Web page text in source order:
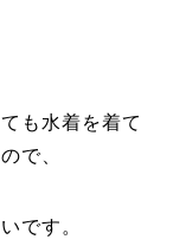
も水着を着て
で、
です。